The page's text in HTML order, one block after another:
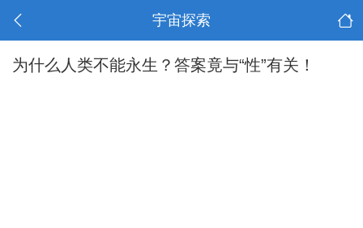
宇宙探索
为什么人类不能永生？答案竟与“性”有关！